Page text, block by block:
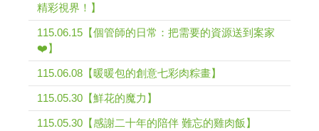
精彩視界！】
115.06.15【個管師的日常：把需要的資源送到案家
❤️】
115.06.08【暖暖包的創意七彩肉粽畫】
115.05.30【鮮花的魔力】
115.05.30【感謝二十年的陪伴 難忘的雞肉飯】